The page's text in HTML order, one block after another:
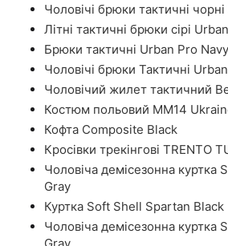
Чоловічі брюки тактичні
Літні тактичні брюки сірі
Брюки тактичні Urban Pro Navy
Чоловічі брюки Тактичні
Чоловічий жилет тактичний
Костюм польовий ММ14
Кофта Composite Black
Кросівки трекінгові TRENTO
Чоловіча демісезонна куртка
Gray
Куртка Soft Shell Spartan Black
Чоловіча демісезонна куртка